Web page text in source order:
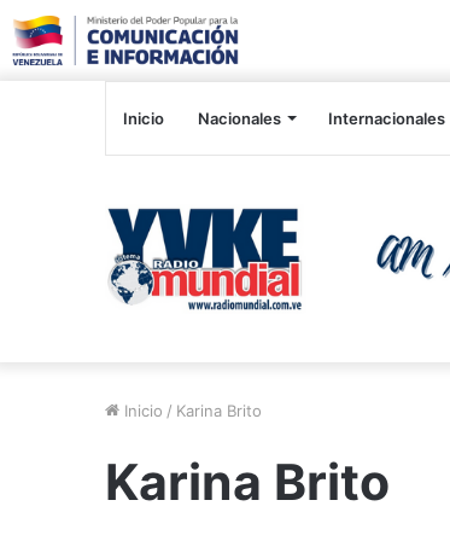
Inicio Nacionales Internacionales
Inicio / Karina Brito
Karina Brito